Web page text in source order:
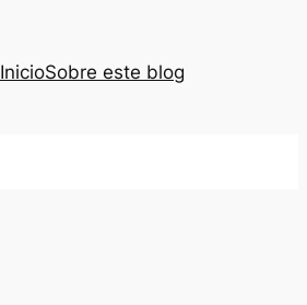
InicioSobre este blog